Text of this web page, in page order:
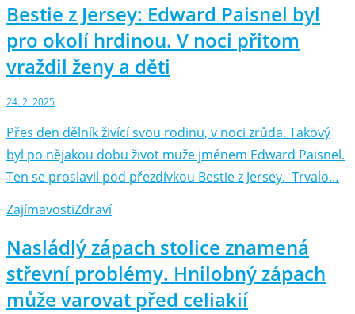
Bestie z Jersey: Edward Paisnel byl
pro okolí hrdinou. V noci přitom
vraždil ženy a děti
24. 2. 2025
Přes den dělník živící svou rodinu, v noci zrůda. Takový
byl po nějakou dobu život muže jménem Edward Paisnel.
Ten se proslavil pod přezdívkou Bestie z Jersey. Trvalo…
ZajímavostiZdraví
Nasládlý zápach stolice znamená
střevní problémy. Hnilobný zápach
může varovat před celiakií